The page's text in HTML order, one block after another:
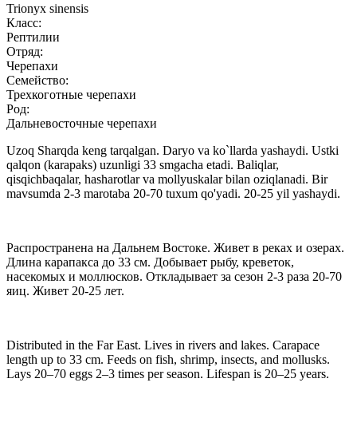
Trionyx sinensis
Класс:
Рептилии
Отряд:
Черепахи
Семейство:
Трехкоготные черепахи
Род:
Дальневосточные черепахи
Uzoq Sharqda keng tarqalgan. Daryo va ko`llarda yashaydi. Ustki
qalqon (karapaks) uzunligi 33 smgacha etadi. Baliqlar,
qisqichbaqalar, hasharotlar va mollyuskalar bilan oziqlanadi. Bir
mavsumda 2-3 marotaba 20-70 tuxum qo'yadi. 20-25 yil yashaydi.
Распространена на Дальнем Востоке. Живет в реках и озерах.
Длина карапакса до 33 см. Добывает рыбу, креветок,
насекомых и моллюсков. Откладывает за сезон 2-3 раза 20-70
яиц. Живет 20-25 лет.
Distributed in the Far East. Lives in rivers and lakes. Carapace
length up to 33 cm. Feeds on fish, shrimp, insects, and mollusks.
Lays 20–70 eggs 2–3 times per season. Lifespan is 20–25 years.